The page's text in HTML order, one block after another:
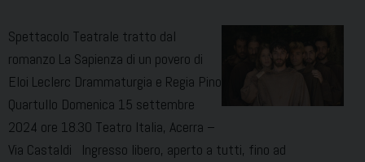
Spettacolo Teatrale tratto dal
romanzo La Sapienza di un povero di
Eloi Leclerc Drammaturgia e Regia Pino
Quartullo Domenica 15 settembre
2024 ore 18.30 Teatro Italia, Acerra –
Via Castaldi Ingresso libero, aperto a tutti, fino ad